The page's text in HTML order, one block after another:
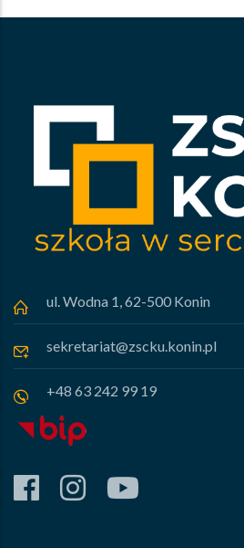
ul. Wodna 1, 62-500 Konin
sekretariat@zscku.konin.pl
+48 63 242 99 19
facebook
instagram